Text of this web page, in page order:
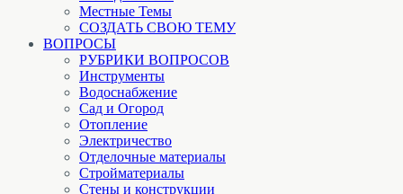
Местные Темы
СОЗДАТЬ СВОЮ ТЕМУ
ВОПРОСЫ
РУБРИКИ ВОПРОСОВ
Инструменты
Водоснабжение
Сад и Огород
Отопление
Электричество
Отделочные материалы
Стройматериалы
Стены и конструкции